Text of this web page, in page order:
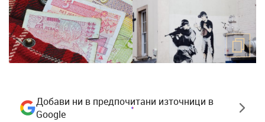
Добави ни в предпочитани източници в
Google